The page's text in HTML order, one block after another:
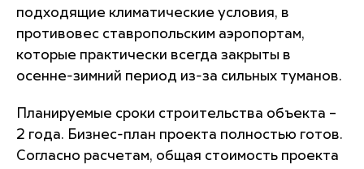
подходящие климатические условия, в
противовес ставропольским аэропортам,
которые практически всегда закрыты в
осенне-зимний период из-за сильных туманов.
Планируемые сроки строительства объекта –
2 года. Бизнес-план проекта полностью готов.
Согласно расчетам, общая стоимость проекта